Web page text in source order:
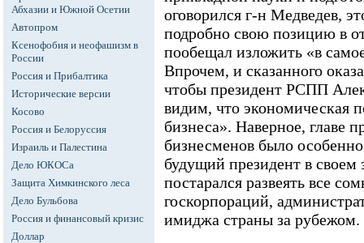
Абхазии и Южной Осетии
Автопром
Ксенофобия и неофашизм в
России
Россия и Прибалтика
Исторические версии
Косово
Россия и Белоруссия
Израиль и Палестина
Дело ЮКОСа
Защита Химкинского леса
Дело Бульбова
Россия и финансовый кризис
Доллар
оговорился г-н Медведев,
подробно свою позицию в
пообещал изложить «в
Впрочем, и сказанного
чтобы президент РСПП
видим, что экономическая
бизнеса». Наверное, главе
бизнесменов было
будущий президент в своем
постарался развеять все
госкорпораций,
имиджа страны за рубежом.